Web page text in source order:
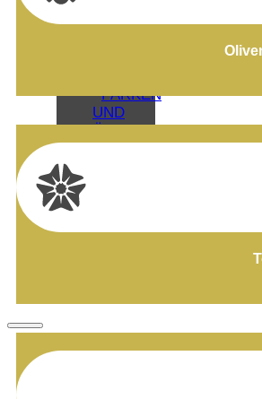
WIE
PARKEN
UND
ÖFFENTLICHE
VERKEHRSMITTEL
ZUGÄNGLICHES
SEHENSWERTES